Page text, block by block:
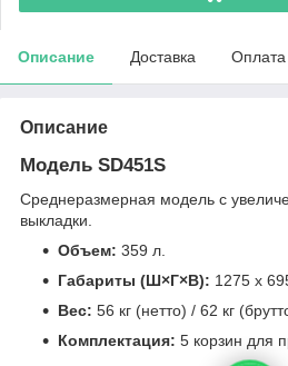
Описание Доставка Оплата
Описание
Модель SD451S
Среднеразмерная модель с
выкладки.
Объем: 359 л.
Габариты (Ш×Г×В): 1275 x
Вес: 56 кг (нетто) / 62 кг
Комплектация: 5 корзин для